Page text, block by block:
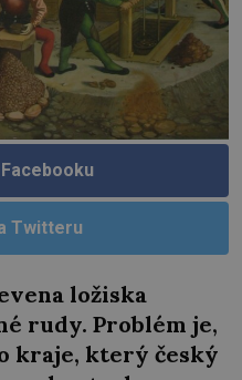
Twitteru
ložiska
rudy. Problém je,
kraje, který český